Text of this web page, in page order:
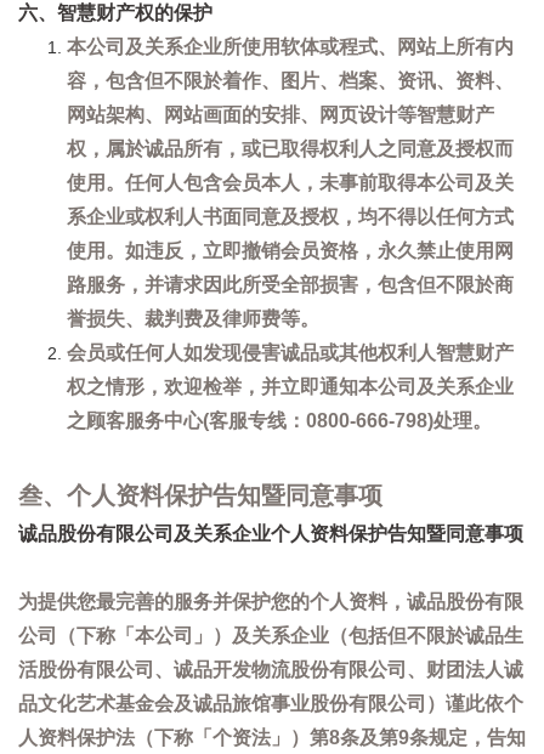
六、智慧财产权的保护
本公司及关系企业所使用软体或程式、网站上所有内
容，包含但不限於着作、图片、档案、资讯、资料、
网站架构、网站画面的安排、网页设计等智慧财产
权，属於诚品所有，或已取得权利人之同意及授权而
使用。任何人包含会员本人，未事前取得本公司及关
系企业或权利人书面同意及授权，均不得以任何方式
使用。如违反，立即撤销会员资格，永久禁止使用网
路服务，并请求因此所受全部损害，包含但不限於商
誉损失、裁判费及律师费等。
会员或任何人如发现侵害诚品或其他权利人智慧财产
权之情形，欢迎检举，并立即通知本公司及关系企业
之顾客服务中心(客服专线：0800-666-798)处理。
叁、个人资料保护告知暨同意事项
诚品股份有限公司及关系企业个人资料保护告知暨同意事项
为提供您最完善的服务并保护您的个人资料，诚品股份有限
公司（下称「本公司」）及关系企业（包括但不限於诚品生
活股份有限公司、诚品开发物流股份有限公司、财团法人诚
品文化艺术基金会及诚品旅馆事业股份有限公司）谨此依个
人资料保护法（下称「个资法」）第8条及第9条规定，告知